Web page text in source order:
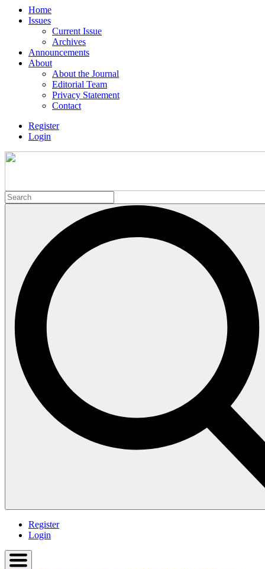
Home
Issues
Current Issue
Archives
Announcements
About
About the Journal
Editorial Team
Privacy Statement
Contact
Register
Login
Register
Login